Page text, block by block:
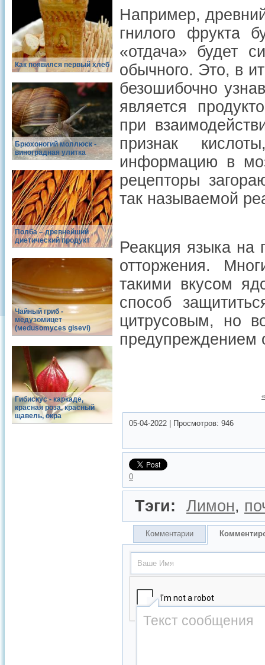
Как появился первый хлеб
Брюхоногий моллюск -
виноградная улитка
Полба – древнейший
диетический продукт
Чайный гриб -
медузомицет
(меdusomyces gisevi)
Гибискус - каркаде,
красная роза, красный
щавель, окра
Например,
гнилого фрукта
«отдача» будет
обычного. Это, в
безошибочно
является
при
признак
информацию в
рецепторы
так называемой
Реакция языка на
отторжения.
такими вкусом
способ
цитрусовым, но
предупреждением
05-04-2022 Просмотров: 946
0
Тэги: Лимон,
Комментарии